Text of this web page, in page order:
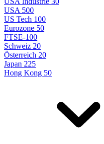
USA 500
US Tech 100
Eurozone 50
FTSE-100
Schweiz 20
Österreich 20
Japan 225
Hong Kong 50